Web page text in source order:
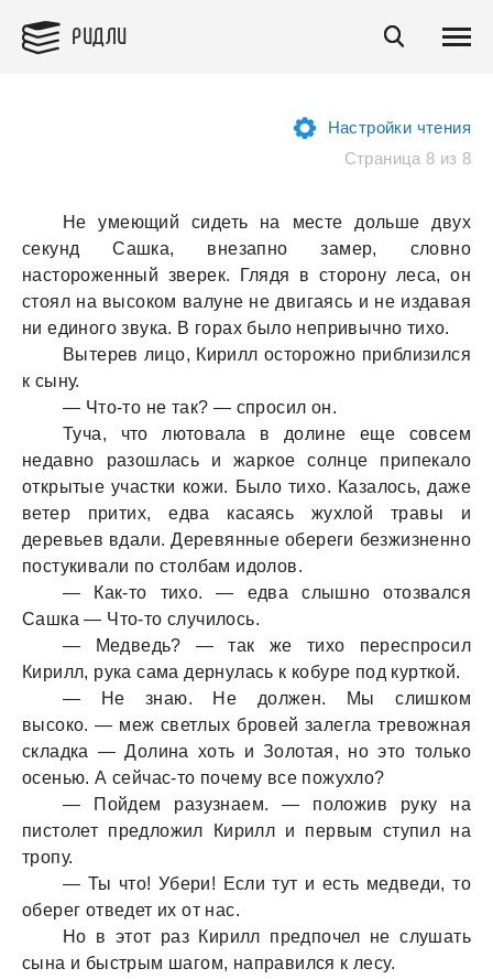
РИДЛИ
Настройки чтения
Страница 8 из 8
Не умеющий сидеть на месте дольше двух
секунд Сашка, внезапно замер, словно
настороженный зверек. Глядя в сторону леса, он
стоял на высоком валуне не двигаясь и не издавая
ни единого звука. В горах было непривычно тихо.
Вытерев лицо, Кирилл осторожно приблизился
к сыну.
— Что-то не так? — спросил он.
Туча, что лютовала в долине еще совсем
недавно разошлась и жаркое солнце припекало
открытые участки кожи. Было тихо. Казалось, даже
ветер притих, едва касаясь жухлой травы и
деревьев вдали. Деревянные обереги безжизненно
постукивали по столбам идолов.
— Как-то тихо. — едва слышно отозвался
Сашка — Что-то случилось.
— Медведь? — так же тихо переспросил
Кирилл, рука сама дернулась к кобуре под курткой.
— Не знаю. Не должен. Мы слишком
высоко. — меж светлых бровей залегла тревожная
складка — Долина хоть и Золотая, но это только
осенью. А сейчас-то почему все пожухло?
— Пойдем разузнаем. — положив руку на
пистолет предложил Кирилл и первым ступил на
тропу.
— Ты что! Убери! Если тут и есть медведи, то
оберег отведет их от нас.
Но в этот раз Кирилл предпочел не слушать
сына и быстрым шагом, направился к лесу.